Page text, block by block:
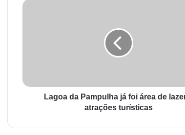
Lagoa da Pampulha já foi área de
atrações turísticas